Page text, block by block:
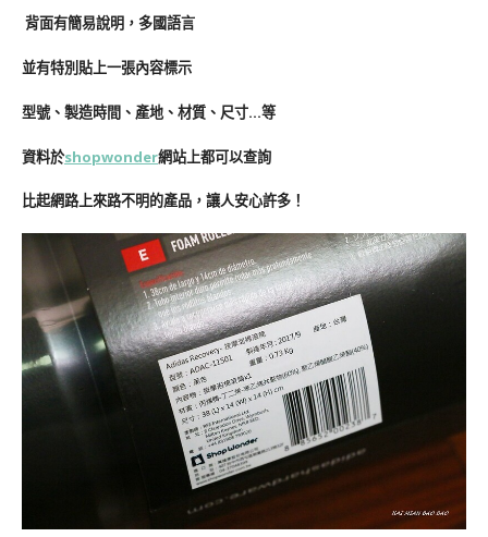
背面有簡易說明，多國語言
並有特別貼上一張內容標示
型號、製造時間、產地、材質、尺寸…等
資料於shopwonder網站上都可以查詢
比起網路上來路不明的產品，讓人安心許多！